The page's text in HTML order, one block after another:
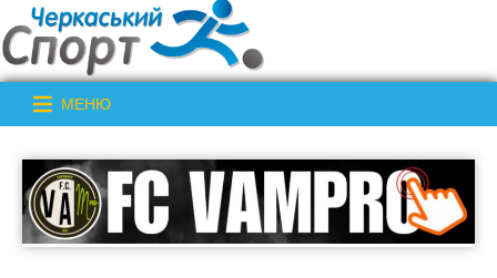
МЕНЮ